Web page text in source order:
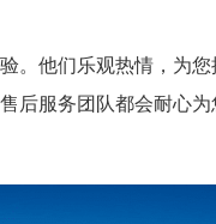
他们乐观热情，为您
后服务团队都会耐心为